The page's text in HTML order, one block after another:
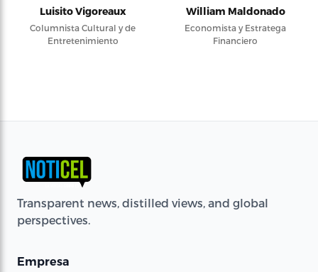
Luisito Vigoreaux
Columnista Cultural y de
Entretenimiento
William Maldonado
Economista y Estratega
Financiero
Transparent news, distilled views, and global
perspectives.
Empresa